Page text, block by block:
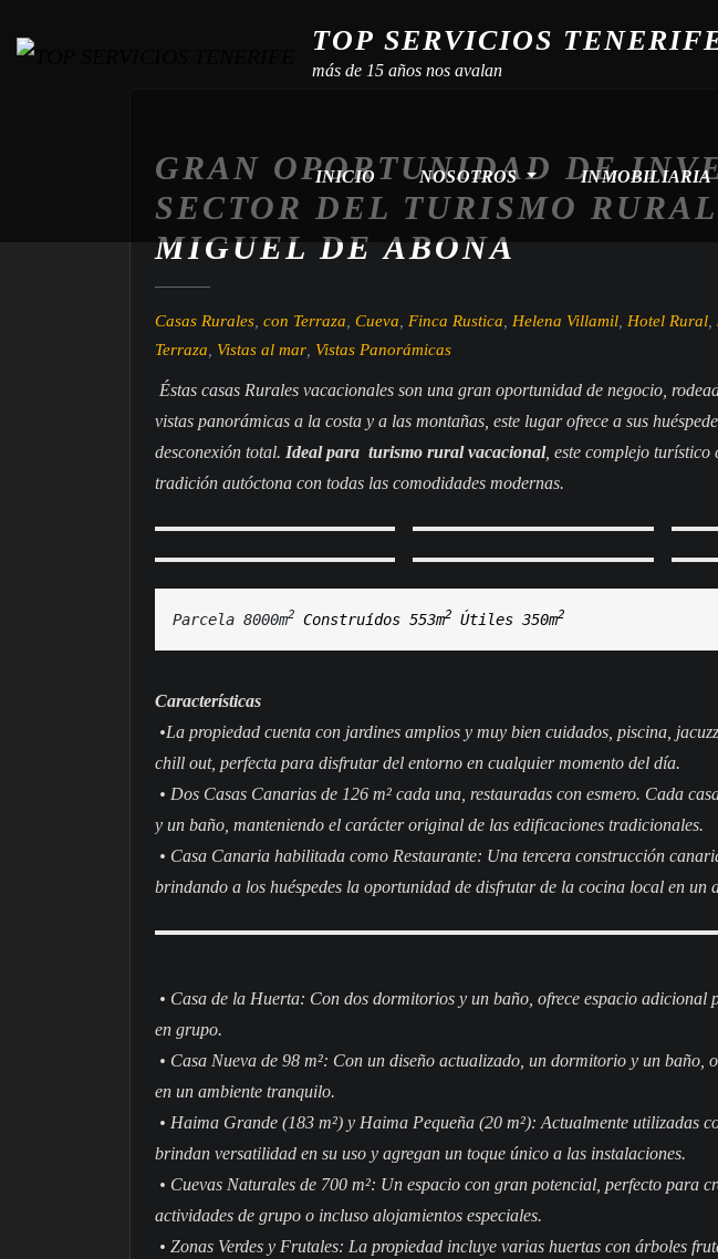
TOP SERVICIOS
más de 15 años nos avalan
INICIO NOSOTROS INMOBILIARIA
GRAN OPORTUNIDAD DE
SECTOR DEL TURISMO
MIGUEL DE ABONA
Casas Rurales con Terraza Cueva Finca Rustica Helena Villamil Hotel Rural
Terraza
Vistas al mar Vistas Panorámicas
Éstas casas Rurales vacacionales son una gran oportunidad de negocio,
vistas panorámicas a la costa y a las montañas, este lugar ofrece a sus
desconexión total. Ideal para turismo rural vacacional, este complejo turístico
tradición autóctona con todas las comodidades modernas.
Parcela 8000m2 Construídos 553m2 Útiles 350m2
Características
•La propiedad cuenta con jardines amplios y muy bien cuidados, piscina,
chill out, perfecta para disfrutar del entorno en cualquier momento del día.
• Dos Casas Canarias de 126 m² cada una, restauradas con esmero. Cada
y un baño, manteniendo el carácter original de las edificaciones tradicionales.
• Casa Canaria habilitada como Restaurante: Una tercera construcción
brindando a los huéspedes la oportunidad de disfrutar de la cocina local en un
• Casa de la Huerta: Con dos dormitorios y un baño, ofrece espacio
en grupo.
• Casa Nueva de 98 m²: Con un diseño actualizado, un dormitorio y un baño,
en un ambiente tranquilo.
• Haima Grande (183 m²) y Haima Pequeña (20 m²): Actualmente utilizadas
brindan versatilidad en su uso y agregan un toque único a las instalaciones.
• Cuevas Naturales de 700 m²: Un espacio con gran potencial, perfecto para
actividades de grupo o incluso alojamientos especiales.
• Zonas Verdes y Frutales: La propiedad incluye varias huertas con árboles